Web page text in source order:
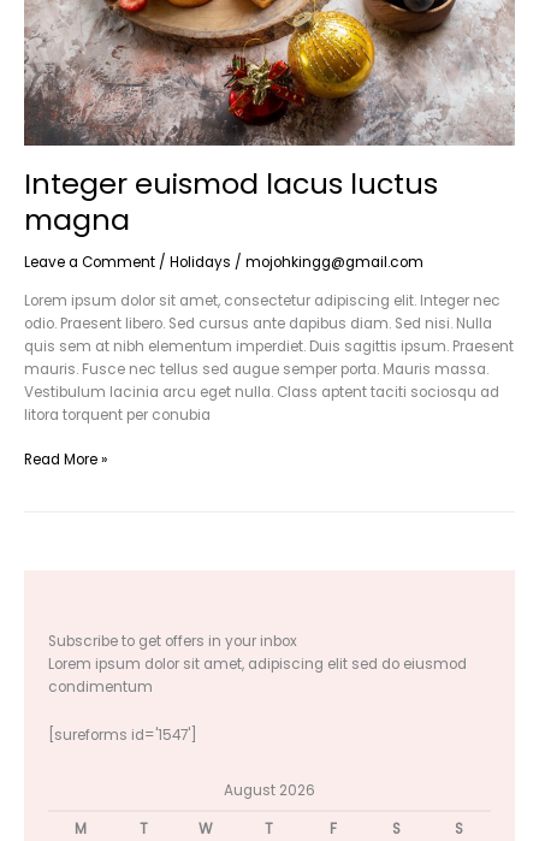
Integer euismod lacus luctus
magna
Leave a Comment / Holidays / mojohkingg@gmail.com
Lorem ipsum dolor sit amet, consectetur adipiscing elit. Integer nec
odio. Praesent libero. Sed cursus ante dapibus diam. Sed nisi. Nulla
quis sem at nibh elementum imperdiet. Duis sagittis ipsum. Praesent
mauris. Fusce nec tellus sed augue semper porta. Mauris massa.
Vestibulum lacinia arcu eget nulla. Class aptent taciti sociosqu ad
litora torquent per conubia
Read More »
Subscribe to get offers in your inbox
Lorem ipsum dolor sit amet, adipiscing elit sed do eiusmod
condimentum
[sureforms id='1547']
August 2026
M
T W T F S
S